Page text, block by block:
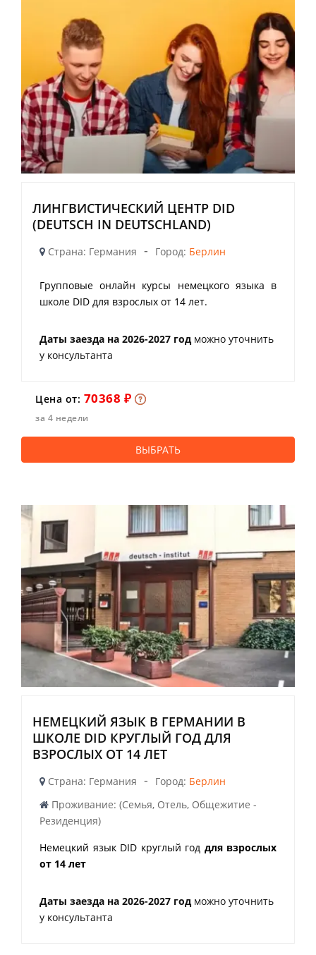
ЛИНГВИСТИЧЕСКИЙ ЦЕНТР DID
(DEUTSCH IN DEUTSCHLAND)
Страна: Германия - Город: Берлин
Групповые онлайн курсы немецкого языка в
школе DID для взрослых от 14 лет.
Даты заезда на 2026-2027 год можно уточнить
у консультанта
Цена от: 70368 ₽
за 4 недели
ВЫБРАТЬ
НЕМЕЦКИЙ ЯЗЫК В ГЕРМАНИИ В
ШКОЛЕ DID КРУГЛЫЙ ГОД ДЛЯ
ВЗРОСЛЫХ ОТ 14 ЛЕТ
Страна: Германия - Город: Берлин
Проживание: (Семья, Отель, Общежитие -
Резиденция)
Немецкий язык DID круглый год для взрослых
от 14 лет
Даты заезда на 2026-2027 год можно уточнить
у консультанта